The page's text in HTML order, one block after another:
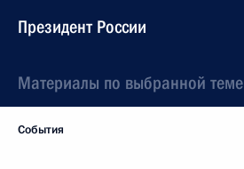
Президент России
Материалы по выбранной теме
События